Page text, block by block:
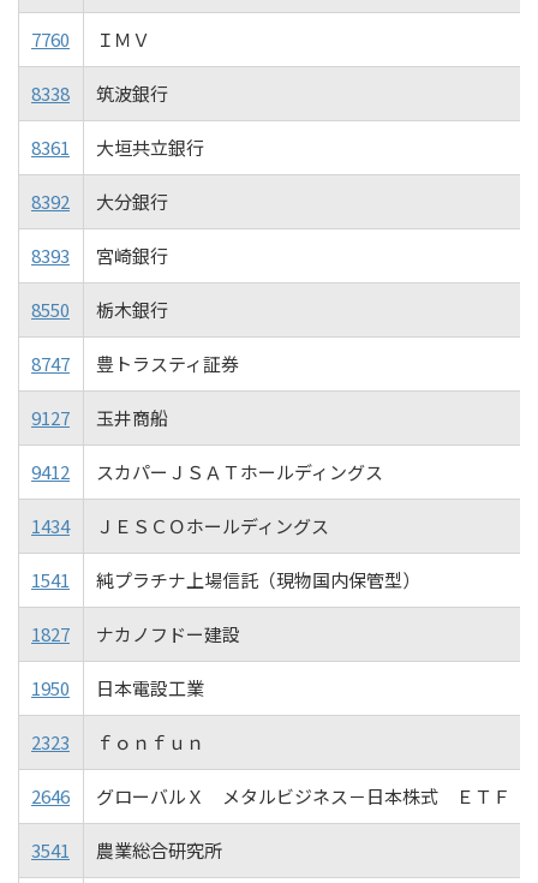
7760 ＩＭＶ
8338 筑波銀行
8361 大垣共立銀行
8392 大分銀行
8393 宮崎銀行
8550 栃木銀行
8747 豊トラスティ証券
9127 玉井商船
9412 スカパーＪＳＡＴホールディングス
1434 ＪＥＳＣＯホールディングス
1541 純プラチナ上場信託（現物国内保管型）
1827 ナカノフドー建設
1950 日本電設工業
2323 ｆｏｎｆｕｎ
2646 グローバルＸ メタルビジネス－日本株式 ＥＴＦ
3541 農業総合研究所